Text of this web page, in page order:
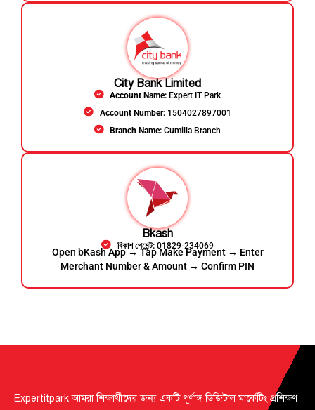
City Bank Limited
Account Name: Expert IT Park
Account Number:1504027897001
Branch Name: Cumilla Branch
Bkash
বিকাশ পেমেন্ট:01829-234069
Open bKash App → Tap Make Payment → Enter
Merchant Number & Amount → Confirm PIN
Expertitpark আমরা শিক্ষার্থীদের জন্য একটি পূর্ণাঙ্গ ডিজিটাল মার্কেটিং প্রশিক্ষণ